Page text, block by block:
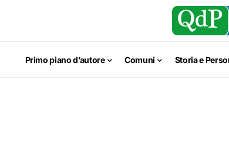
Primo piano d’autore Comuni Storia e